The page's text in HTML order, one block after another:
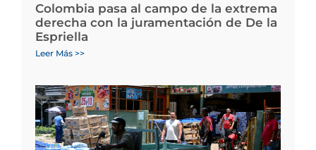
Colombia pasa al campo de la extrema
derecha con la juramentación de De la
Espriella
Leer Más >>